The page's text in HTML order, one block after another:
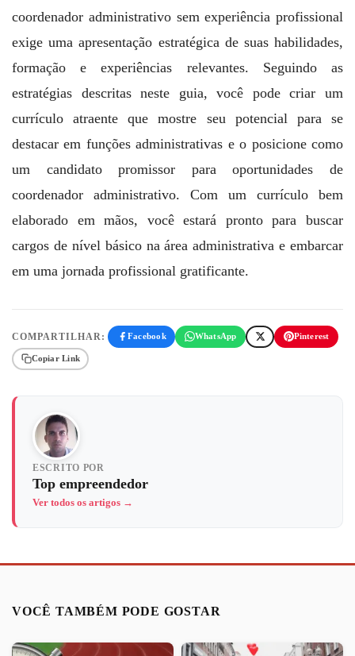
coordenador administrativo sem experiência profissional
exige uma apresentação estratégica de suas habilidades,
formação e experiências relevantes. Seguindo as
estratégias descritas neste guia, você pode criar um
currículo atraente que mostre seu potencial para se
destacar em funções administrativas e o posicione como
um candidato promissor para oportunidades de
coordenador administrativo. Com um currículo bem
elaborado em mãos, você estará pronto para buscar
cargos de nível básico na área administrativa e embarcar
em uma jornada profissional gratificante.
COMPARTILHAR: Facebook WhatsApp Pinterest
Copiar Link
ESCRITO POR
Top empreendedor
Ver todos os artigos →
VOCÊ TAMBÉM PODE GOSTAR